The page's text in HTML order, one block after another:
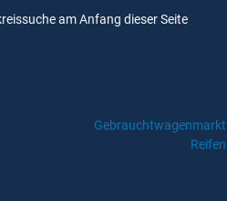
am Anfang dieser Seite
Gebrauchtwagenmarkt
Reifen